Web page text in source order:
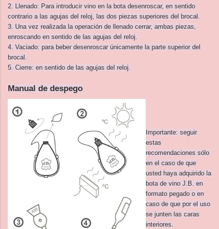
2. Llenado: Para introducir vino en la bota desenroscar, en sentido
contrario a las agujas del reloj, las dos piezas superiores del brocal.
3. Una vez realizada la operación de llenado cerrar, ambas piezas,
enroscando en sentido de las agujas del reloj.
4. Vaciado: para beber desenroscar únicamente la parte superior del
brocal.
5. Cierre: en sentido de las agujas del reloj.
Manual de despego
Importante: seguir
estas
recomendaciones sólo
en el caso de que
usted haya adquirido la
bota de vino J.B. en
formato pegado o en
caso de que por el uso
se junten las caras
interiores.